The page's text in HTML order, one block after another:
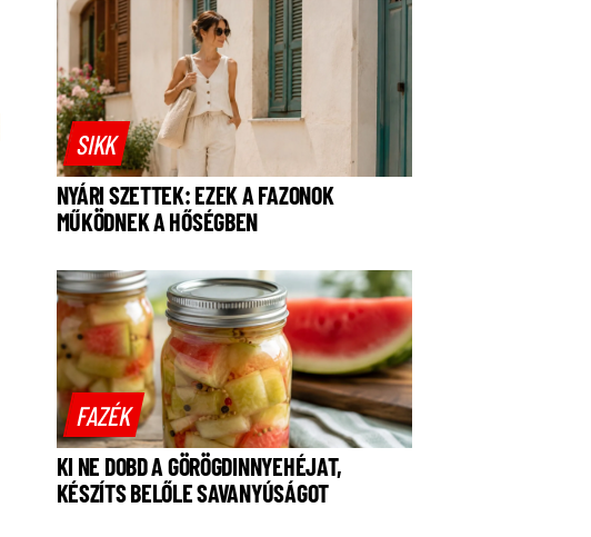
SIKK
NYÁRI SZETTEK: EZEK A FAZONOK
MŰKÖDNEK A HŐSÉGBEN
FAZÉK
KI NE DOBD A GÖRÖGDINNYEHÉJAT,
KÉSZÍTS BELŐLE SAVANYÚSÁGOT